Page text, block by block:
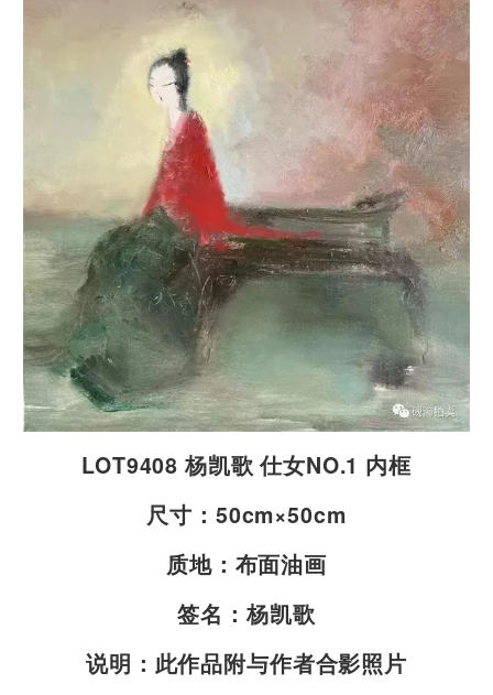
LOT9408 杨凯歌 仕女NO.1 内框
尺寸：50cm×50cm
质地：布面油画
签名：杨凯歌
说明：此作品附与作者合影照片